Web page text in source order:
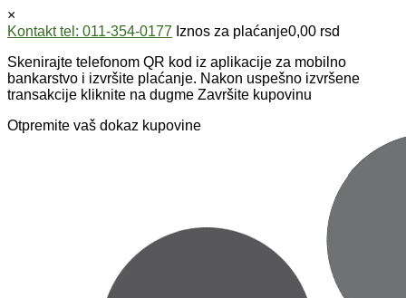
×
Kontakt tel: 011-354-0177 Iznos za plaćanje0,00 rsd
Skenirajte telefonom QR kod iz aplikacije za mobilno
bankarstvo i izvršite plaćanje. Nakon uspešno izvršene
transakcije kliknite na dugme Završite kupovinu
Otpremite vaš dokaz kupovine